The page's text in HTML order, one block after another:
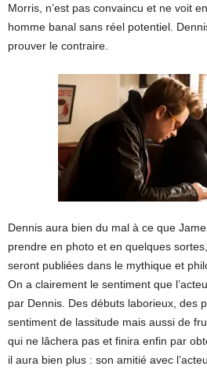
Morris, n’est pas convaincu et ne voit
homme banal sans réel potentiel.
prouver le contraire.
Dennis aura bien du mal à ce que
prendre en photo et en quelques
seront publiées dans le mythique et
On a clairement le sentiment que
par Dennis. Des débuts laborieux, des
sentiment de lassitude mais aussi de
qui ne lâchera pas et finira enfin par
il aura bien plus : son amitié avec